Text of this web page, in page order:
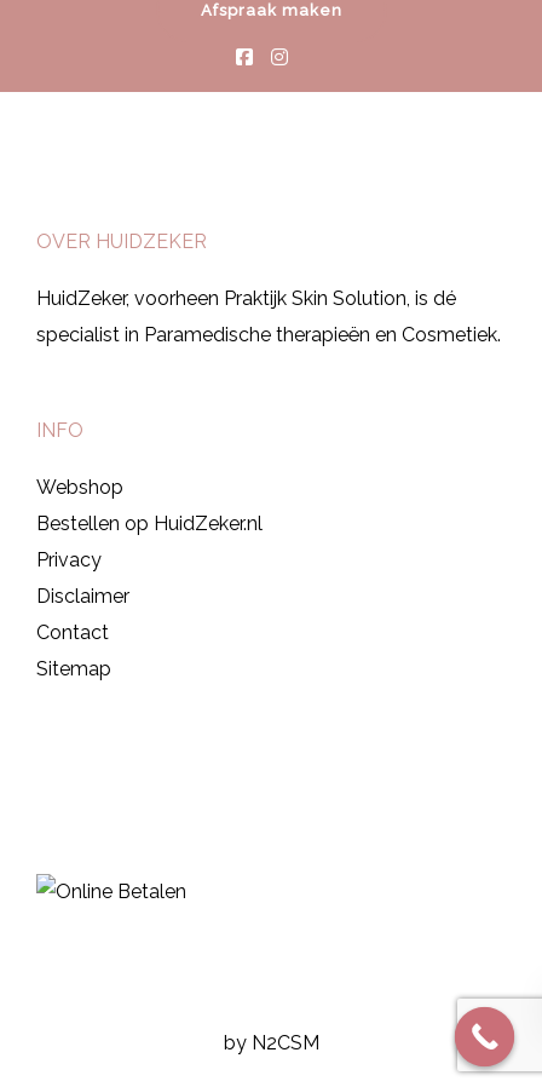
Afspraak maken
OVER HUIDZEKER
HuidZeker, voorheen Praktijk Skin Solution, is dé
specialist in Paramedische therapieën en Cosmetiek.
INFO
Webshop
Bestellen op HuidZeker.nl
Privacy
Disclaimer
Contact
Sitemap
by N2CSM